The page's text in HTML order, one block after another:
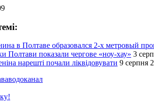
в Полтаве образовался 2-х метровый
Полтави показали чергове «ноу-хау» 3
нарешті почали ліквідовувати 9 серпня